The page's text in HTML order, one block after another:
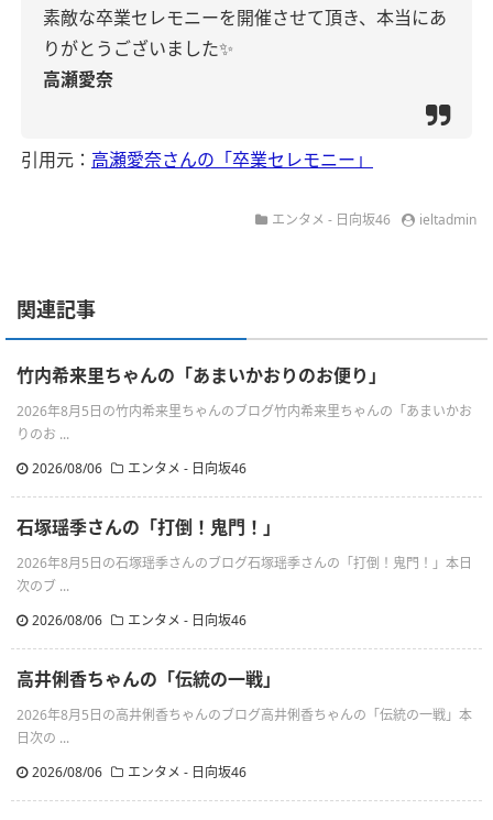
素敵な卒業セレモニーを開催させて頂き、本当にあ
りがとうございました✨
高瀬愛奈
引用元： 高瀬愛奈さんの「卒業セレモニー」
エンタメ - 日向坂46 ieltadmin
関連記事
竹内希来里ちゃんの「あまいかおりのお便り」
2026年8月5日の竹内希来里ちゃんのブログ竹内希来里ちゃんの「あまいかお
りのお ...
2026/08/06
エンタメ - 日向坂46
石塚瑶季さんの「打倒！鬼門！」
2026年8月5日の石塚瑶季さんのブログ石塚瑶季さんの「打倒！鬼門！」本日
次のブ ...
2026/08/06
エンタメ - 日向坂46
高井俐香ちゃんの「伝統の一戦」
2026年8月5日の高井俐香ちゃんのブログ高井俐香ちゃんの「伝統の一戦」本
日次の ...
2026/08/06
エンタメ - 日向坂46